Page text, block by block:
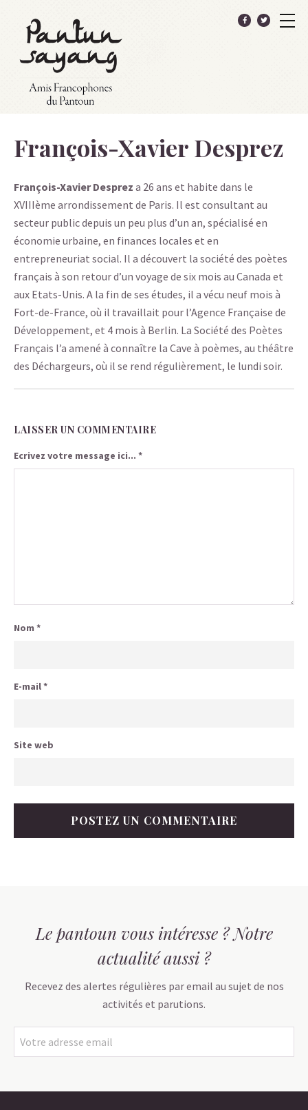
François-Xavier Desprez
François-Xavier Desprez a 26 ans et habite dans le
XVIIIème arrondissement de Paris. Il est consultant au
secteur public depuis un peu plus d’un an, spécialisé en
économie urbaine, en finances locales et en
entrepreneuriat social. Il a découvert la société des poètes
français à son retour d’un voyage de six mois au Canada et
aux Etats-Unis. A la fin de ses études, il a vécu neuf mois à
Fort-de-France, où il travaillait pour l’Agence Française de
Développement, et 4 mois à Berlin. La Société des Poètes
Français l’a amené à connaître la Cave à poèmes, au théâtre
des Déchargeurs, où il se rend régulièrement, le lundi soir.
LAISSER UN COMMENTAIRE
Ecrivez votre message ici... *
Nom *
E-mail*
Site web
Le pantoun vous intéresse ? Notre
actualité aussi ?
Recevez des alertes régulières par email au sujet de nos
activités et parutions.